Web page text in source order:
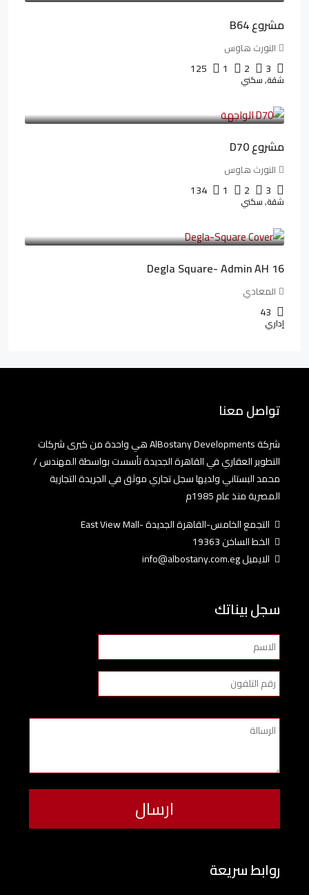
مشروع B64
النورث هاوس
3
2
1
125
شقة, سكني
مشروع D70
النورث هاوس
3
2
1
134
شقة, سكني
Degla Square- Admin AH 16
المعادي
43
إداري
تواصل معنا
شركة AlBostany Developments هي واحدة من كبرى شركات
التطوير العقاري في القاهرة الجديدة تأسست بواسطة المهندس /
محمد البستاني ولديها سجل تجاري موثق في الجريدة التجارية
المصرية منذ عام 1985م
التجمع الخامس-القاهرة الجديدة -East View Mall
الخط الساخن 19363
الايميل info@albostany.com.eg
سجل بيناتك
روابط سريعة